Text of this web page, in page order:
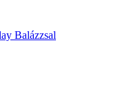
Balázzsal